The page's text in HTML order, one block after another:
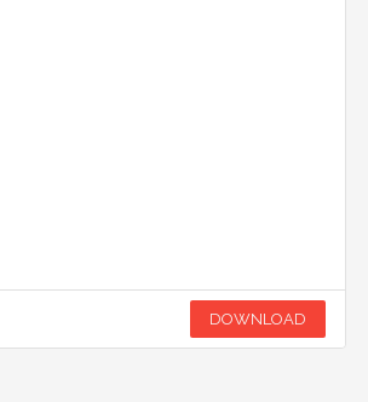
DOWNLOAD